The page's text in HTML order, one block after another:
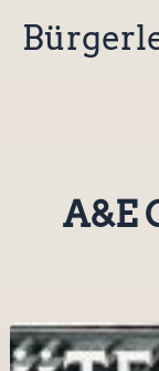
Inhalt
A&E